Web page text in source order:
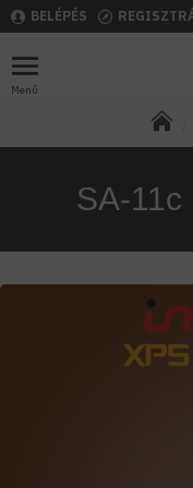
BELÉPÉS
SA-11c